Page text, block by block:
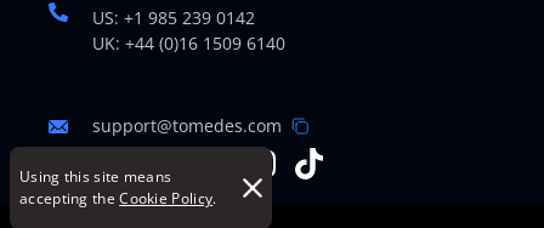
Using this site means
accepting the Cookie Policy.
US: +1 985 239 0142
UK: +44 (0)16 1509 6140
support@tomedes.com